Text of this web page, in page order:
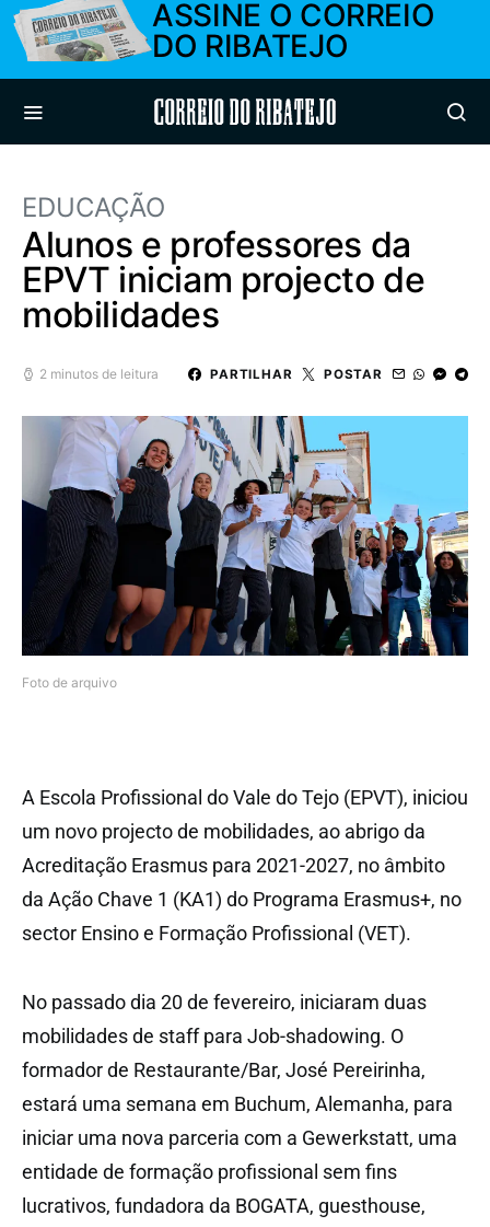
ASSINE O CORREIO
DO RIBATEJO
Correio do Ribatejo
EDUCAÇÃO
Alunos e professores da
EPVT iniciam projecto de
mobilidades
2 minutos de leitura PARTILHAR POSTAR
Foto de arquivo
A Escola Profissional do Vale do Tejo (EPVT), iniciou
um novo projecto de mobilidades, ao abrigo da
Acreditação Erasmus para 2021-2027, no âmbito
da Ação Chave 1 (KA1) do Programa Erasmus+, no
sector Ensino e Formação Profissional (VET).
No passado dia 20 de fevereiro, iniciaram duas
mobilidades de staff para Job-shadowing. O
formador de Restaurante/Bar, José Pereirinha,
estará uma semana em Buchum, Alemanha, para
iniciar uma nova parceria com a Gewerkstatt, uma
entidade de formação profissional sem fins
lucrativos, fundadora da BOGATA, guesthouse,